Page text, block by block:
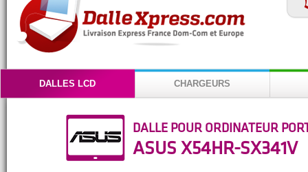
DALLES LCD CHARGEURS
DALLE POUR ORDINATEUR
ASUS X54HR-SX341V